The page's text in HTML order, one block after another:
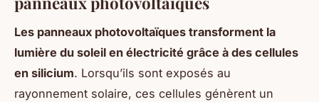
Les panneaux photovoltaïques transforment la
lumière du soleil en électricité grâce à des cellules
en silicium. Lorsqu’ils sont exposés au
rayonnement solaire, ces cellules génèrent un